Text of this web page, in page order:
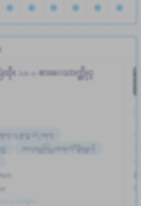
ထိုး စားေသာက္ဆိုင္
စ္ပတ္ႏွစ္ရက္မွ သံုးရက္
အလုပ္အေတြ႕အၾကံဳရွိရန္မလို